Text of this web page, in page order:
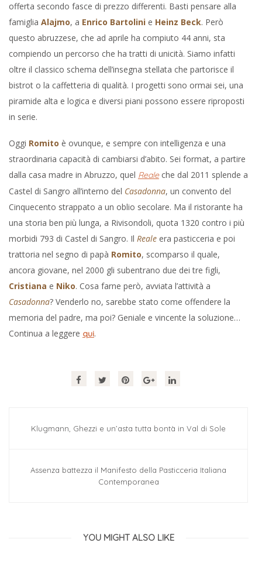
offerta secondo fasce di prezzo differenti. Basti pensare alla
famiglia Alajmo, a Enrico Bartolini e Heinz Beck. Però
questo abruzzese, che ad aprile ha compiuto 44 anni, sta
compiendo un percorso che ha tratti di unicità. Siamo infatti
oltre il classico schema dell’insegna stellata che partorisce il
bistrot o la caffetteria di qualità. I progetti sono ormai sei, una
piramide alta e logica e diversi piani possono essere riproposti
in serie.
Oggi Romito è ovunque, e sempre con intelligenza e una
straordinaria capacità di cambiarsi d’abito. Sei format, a partire
dalla casa madre in Abruzzo, quel Realeche dal 2011 splende a
Castel di Sangro all’interno del Casadonna, un convento del
Cinquecento strappato a un oblio secolare. Ma il ristorante ha
una storia ben più lunga, a Rivisondoli, quota 1320 contro i più
morbidi 793 di Castel di Sangro. Il Reale era pasticceria e poi
trattoria nel segno di papà Romito, scomparso il quale,
ancora giovane, nel 2000 gli subentrano due dei tre figli,
Cristiana e Niko. Cosa farne però, avviata l’attività a
Casadonna? Venderlo no, sarebbe stato come offendere la
memoria del padre, ma poi? Geniale e vincente la soluzione…
Continua a leggere qui.
Klugmann, Ghezzi e un’asta tutta bontà in Val di Sole
Assenza battezza il Manifesto della Pasticceria Italiana
Contemporanea
YOU MIGHT ALSO LIKE